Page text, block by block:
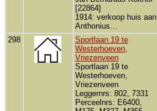
[22864]
1914: verkoop huis aan
Anthonius…
298
Sportlaan 19 te
Westerhoeven,
Vriezenveen
Sportlaan 19 te
Westerhoeven,
Vriezenveen
Leggernrs: 802, 7331
Perceelnrs: E6400,